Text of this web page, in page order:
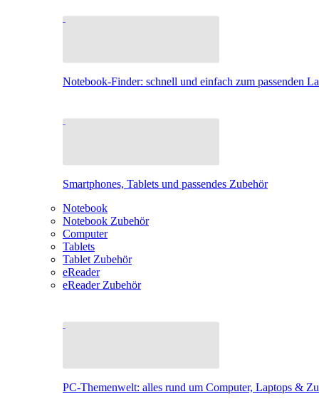
Notebook-Finder: schnell und einfach zum passenden
Smartphones, Tablets und passendes Zubehör
Notebook
Notebook Zubehör
Computer
Tablets
Tablet Zubehör
eReader
eReader Zubehör
PC-Themenwelt: alles rund um Computer, Laptops &